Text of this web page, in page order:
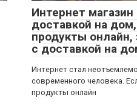
Интернет
доставкой на
продукты онлайн,
с доставкой на
Интернет стал
современного человека.
продукты онлайн